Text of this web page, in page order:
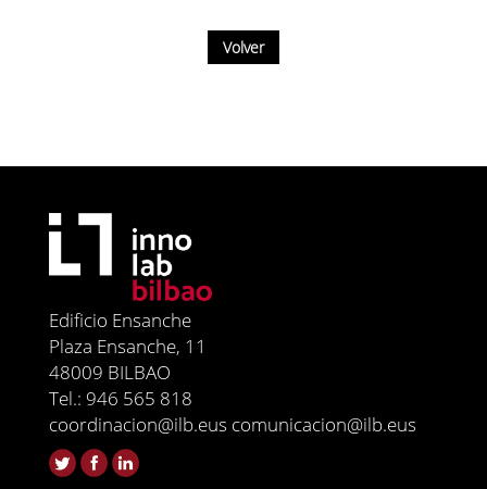
Volver
Edificio Ensanche
Plaza Ensanche, 11
48009 BILBAO
Tel.: 946 565 818
coordinacion@ilb.eus comunicacion@ilb.eus